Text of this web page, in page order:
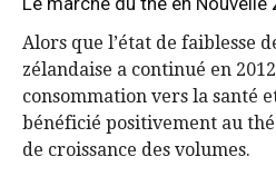
Alors que l’état de faiblesse
zélandaise a continué en
consommation vers la santé
bénéficié positivement au
de croissance des volumes.